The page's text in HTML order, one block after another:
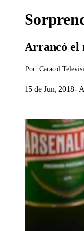
Arrancó el
Por: Caracol
15 de Jun, 2018